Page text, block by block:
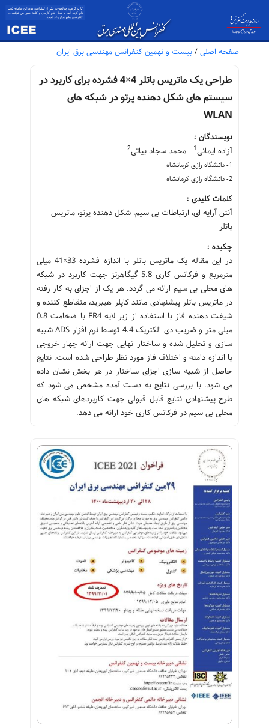
صفحه اصلی / بیست و نهمین کنفرانس مهندسی برق ایران
طراحی یک ماتریس باتلر 4×4 فشرده برای کاربرد در
سیستم های شکل دهنده پرتو در شبکه های
WLAN
نویسندگان :
آزاده ایمانی1 محمد سجاد بیاتی2
1- دانشگاه رازی کرمانشاه
2- دانشگاه رازی کرمانشاه
کلمات کلیدی :
آنتن آرایه ای، ارتباطات بی سیم، شکل دهنده پرتو، ماتریس
باتلر
چکیده :
در این مقاله یک ماتریس باتلر با اندازه فشرده 33×41 میلی
مترمربع و فرکانس کاری 5.8 گیگاهرتز جهت کاربرد در شبکه
های محلی بی سیم ارائه می گردد. هر یک از اجزای به کار رفته
در ماتریس باتلر پیشنهادی مانند کاپلر هیبرید، متقاطع کننده و
شیفت دهنده فاز با استفاده از زیر لایه FR4 با ضخامت 0.8
میلی متر و ضریب دی الکتریک 4.4 توسط نرم افزار ADS شبیه
سازی و تحلیل شده و ساختار نهایی جهت ارائه چهار خروجی
با اندازه دامنه و اختلاف فاز مورد نظر طراحی شده است. نتایج
حاصل از شبیه سازی اجزای ساختار در هر بخش نشان داده
می شود. با بررسی نتایج به دست آمده مشخص می شود که
طرح پیشنهادی نتایج قابل قبولی جهت کاربردهای شبکه های
محلی بی سیم در فرکانس کاری خود ارائه می دهد.